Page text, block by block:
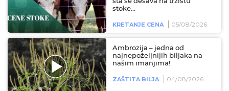
šta se dešava na tržištu
stoke...
KRETANJE CENA 05/08/2026
Ambrozija – jedna od
najnepoželjnijih biljaka na
našim imanjima!
ZAŠTITA BILJA 04/08/2026